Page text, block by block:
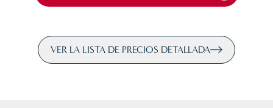
VER LA LISTA DE PRECIOS DETALLADA